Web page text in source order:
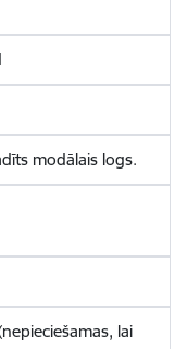
modālais logs.
lai